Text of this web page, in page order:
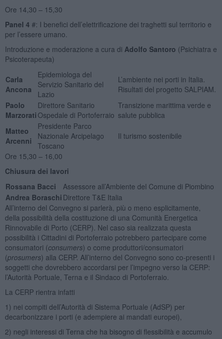
Ore 14,30 – 15,30
Panel 4 #: I benefici dell’elettrificazione dei traghetti sul territorio e
per l’essere umano.
Introduzione e moderazione a cura di Adolfo Santoro (Psichiatra e
Psicoterapeuta)
Carla
Ancona
Epidemiologa del
Servizio Sanitario del
Lazio
L’ambiente nei porti in Italia.
Risultati del progetto SALPIAM.
Paolo
Marzorati
Direttore Sanitario
Ospedale di Portoferraio
Transizione marittima verde e
salute pubblica
Matteo
Arcenni
Presidente Parco
Nazionale Arcipelago
Toscano
Il turismo sostenibile
Ore 15,30 – 16,00
Chiusura dei lavori
Rossana Bacci
Assessore all’Ambiente del Comune di Piombino
Andrea Boraschi Direttore T&E Italia
All’interno del Convegno si parlerà, più o meno esplicitamente,
della possibilità della costituzione di una Comunità Energetica
Rinnovabile di Porto (CERP). Nel caso sia realizzata questa
possibilità i Cittadini di Portoferraio potrebbero partecipare come
consumatori (consumers) o come produttori/consumatori
(prosumers) alla CERP. All’interno del Convegno sono co-presenti i
soggetti che dovrebbero accordarsi per l’impegno verso la CERP:
l’Autorità Portuale, Terna e il Sindaco di Portoferraio.
La CERP rientra infatti
1) nei compiti dell’Autorità di Sistema Portuale (AdSP) per
decarbonizzare i porti (e adempiere ai mandati europei),
2) negli interessi di Terna che ha bisogno di flessibilità e accumulo